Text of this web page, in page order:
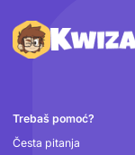
Podnožje
Trebaš pomoć?
Česta pitanja